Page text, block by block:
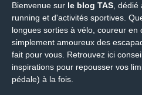
Bienvenue sur le blog TAS ,
running et d'activités sportives.
longues sorties à vélo, coureur en
simplement amoureux des
fait pour vous. Retrouvez ici
inspirations pour repousser vos
pédale) à la fois.